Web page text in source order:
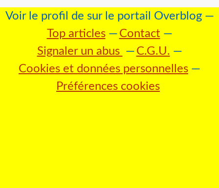
Voir le profil de sur le portail Overblog
Top articles
Contact
Signaler un abus
C.G.U.
Cookies et données personnelles
Préférences cookies